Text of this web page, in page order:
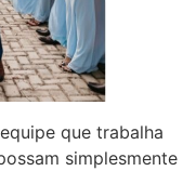
que trabalha
simplesmente